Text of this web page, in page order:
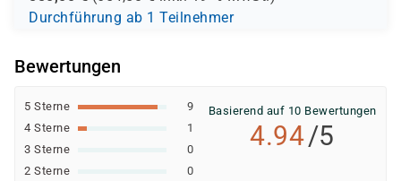
Durchführung ab 1 Teilnehmer
Bewertungen
5 Sterne
9
4 Sterne
1
3 Sterne
0
2 Sterne
0
Basierend auf 10 Bewertungen
4.94/5